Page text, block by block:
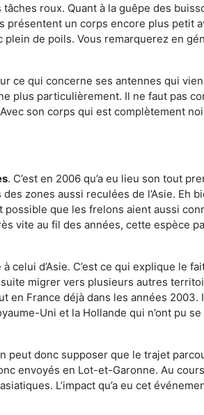
roux. Quant à la guêpe des
un corps encore plus petit
de poils. Vous remarquerez en
ce qui concerne ses antennes qui
plus particulièrement. Il ne faut pas
son corps qui est complètement
. C’est en 2006 qu’a eu lieu son tout
zones aussi reculées de l’Asie. Eh
que les frelons aient aussi
vite au fil des années, cette espèce
d’Asie. C’est ce qui explique le
migrer vers plusieurs autres
en France déjà dans les années 2003.
Uni et la Hollande qui n’ont pu
peut donc supposer que le trajet
envoyés en Lot-et-Garonne. Au
L’impact qu’a eu cet